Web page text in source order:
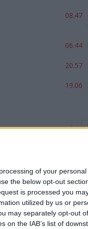
of your personal
the below opt-out
is processed you
utilized by us or
may separately opt-out
on the IAB’s list of
08.47
06.44
20.57
19.06